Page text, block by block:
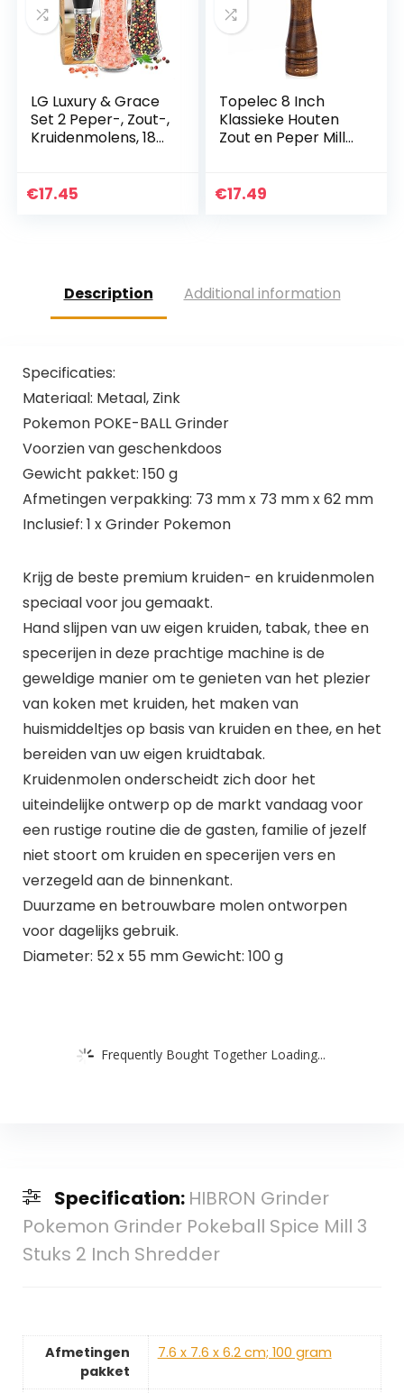
LG Luxury & Grace
Set 2 Peper-, Zout-,
Kruidenmolens, 180
ABS Kunststof
€17.45
Topelec 8 Inch
Klassieke Houten
Zout en Peper Mill
Molen met Sterke
€17.49
Description Additional information
Specificaties:
Materiaal: Metaal, Zink
Pokemon POKE-BALL Grinder
Voorzien van geschenkdoos
Gewicht pakket: 150 g
Afmetingen verpakking: 73 mm x 73 mm x 62 mm
Inclusief: 1 x Grinder Pokemon
Krijg de beste premium kruiden- en kruidenmolen
speciaal voor jou gemaakt.
Hand slijpen van uw eigen kruiden, tabak, thee en
specerijen in deze prachtige machine is de
geweldige manier om te genieten van het plezier
van koken met kruiden, het maken van
huismiddeltjes op basis van kruiden en thee, en het
bereiden van uw eigen kruidtabak.
Kruidenmolen onderscheidt zich door het
uiteindelijke ontwerp op de markt vandaag voor
een rustige routine die de gasten, familie of jezelf
niet stoort om kruiden en specerijen vers en
verzegeld aan de binnenkant.
Duurzame en betrouwbare molen ontworpen
voor dagelijks gebruik.
Diameter: 52 x 55 mm Gewicht: 100 g
Frequently Bought Together Loading...
Specification: HIBRON Grinder
Pokemon Grinder Pokeball Spice Mill 3
Stuks 2 Inch Shredder
Afmetingen
pakket
‎7.6 x 7.6 x 6.2 cm; 100 gram